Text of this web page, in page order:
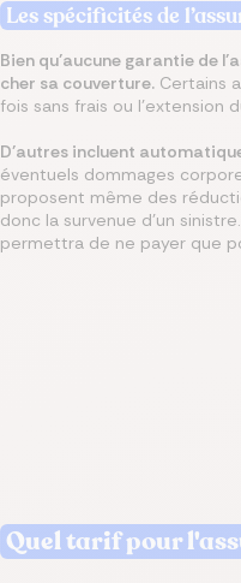
Les spécificités de
Bien qu’aucune garantie de
cher sa couverture. Certains
fois sans frais ou l’extension
D’autres incluent
éventuels dommages
proposent même des
donc la survenue d’un
permettra de ne payer que
Quel tarif pour